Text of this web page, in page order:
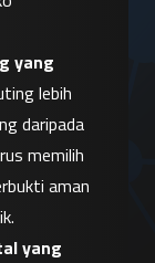
yang
lebih
daripada
memilih
aman
yang